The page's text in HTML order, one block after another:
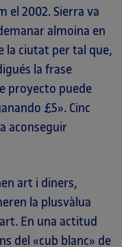
el 2002. Sierra va
almoina en
la ciutat per tal que,
la frase
proyecto puede
£5». Cinc
aconseguir
art i diners,
la plusvàlua
En una actitud
del «cub blanc» de